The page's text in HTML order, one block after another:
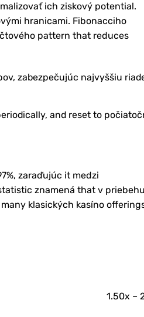
ich ziskový potential.
hranicami. Fibonacciho
pattern that reduces
zabezpečujúc najvyššiu
and reset to
zaraďujúc it medzi
znamená that v priebehu
klasických kasíno
1.50x –